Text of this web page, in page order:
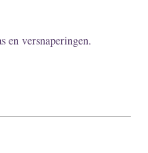
en versnaperingen.